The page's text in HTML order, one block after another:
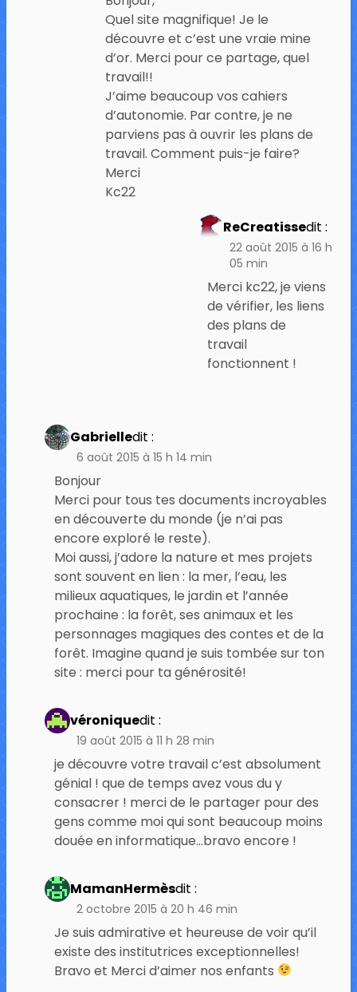
Quel site magnifique! Je le
découvre et c’est une vraie mine
d’or. Merci pour ce partage, quel
travail!!
J’aime beaucoup vos cahiers
d’autonomie. Par contre, je ne
parviens pas à ouvrir les plans de
travail. Comment puis-je faire?
Merci
Kc22
ReCreatissedit :
22 août 2015 à 16 h
05 min
Merci kc22, je viens
de vérifier, les liens
des plans de
travail
fonctionnent !
Gabrielledit :
6 août 2015 à 15 h 14 min
Bonjour
Merci pour tous tes documents incroyables
en découverte du monde (je n’ai pas
encore exploré le reste).
Moi aussi, j’adore la nature et mes projets
sont souvent en lien : la mer, l’eau, les
milieux aquatiques, le jardin et l’année
prochaine : la forêt, ses animaux et les
personnages magiques des contes et de la
forêt. Imagine quand je suis tombée sur ton
site : merci pour ta générosité!
véroniquedit :
19 août 2015 à 11 h 28 min
je découvre votre travail c’est absolument
génial ! que de temps avez vous du y
consacrer ! merci de le partager pour des
gens comme moi qui sont beaucoup moins
douée en informatique…bravo encore !
MamanHermèsdit :
2 octobre 2015 à 20 h 46 min
Je suis admirative et heureuse de voir qu’il
existe des institutrices exceptionnelles!
Bravo et Merci d’aimer nos enfants